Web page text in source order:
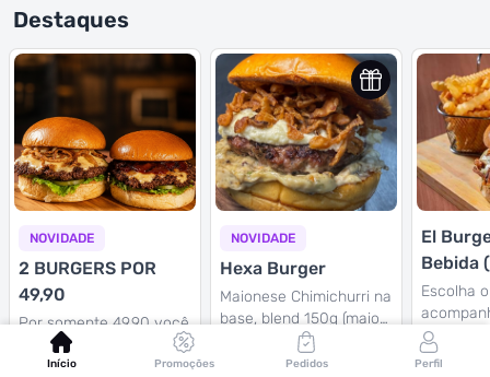
Destaques
NOVIDADE
2 BURGERS POR
49,90
Por somente 49,90 você
pode escolher 2 burgers
deliciosos do nosso
NOVIDADE
Hexa Burger
Maionese Chimichurri na
base, blend 150g (maior
da casa), creme de
mussarela e cebola
El
Bebida
Escolha
batata e
bem
Início Promoções Pedidos Perfil